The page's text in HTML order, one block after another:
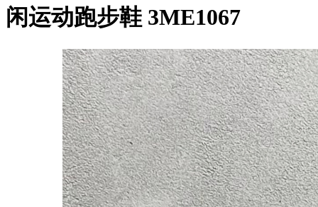
闲运动跑步鞋 3ME1067